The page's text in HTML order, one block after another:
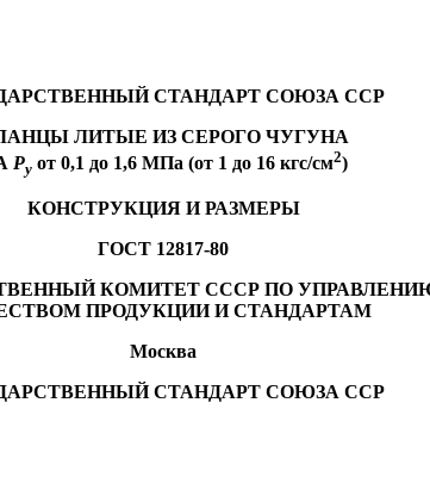
СТАНДАРТ СОЮЗА ССР
ЛИТЫЕ ИЗ СЕРОГО ЧУГУНА
Руот 0,1 до 1,6 МПа (от 1 до 16 кгс/см2)
КОНСТРУКЦИЯ И РАЗМЕРЫ
ГОСТ 12817-80
КОМИТЕТ СССР ПО
ПРОДУКЦИИ И СТАНДАРТАМ
Москва
СТАНДАРТ СОЮЗА ССР